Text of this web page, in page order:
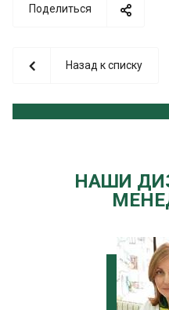
Поделиться
Назад к списку
НАШИ